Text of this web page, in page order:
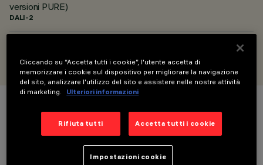
versioni PURE)
DALI-2
COLORE
Cliccando su “Accetta tutti i cookie”, l'utente accetta di
memorizzare i cookie sul dispositivo per migliorare la navigazione
del sito, analizzare l'utilizzo del sito e assistere nelle nostre attività
di marketing.
Ulteriori informazioni
Rifiuta tutti Accetta tutti i cookie
Impostazioni cookie